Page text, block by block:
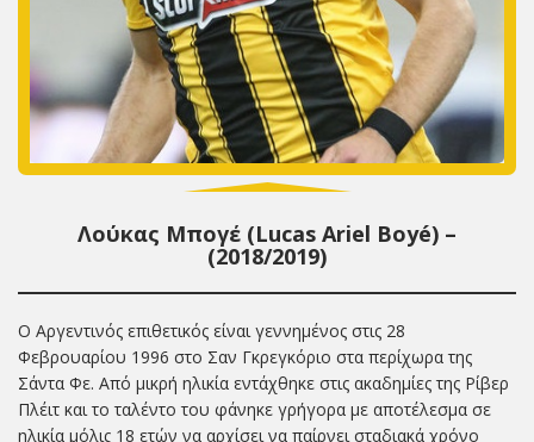
Λούκας Μπογέ (Lucas Ariel Boyé) –
(2018/2019)
Ο Αργεντινός επιθετικός είναι γεννημένος στις 28
Φεβρουαρίου 1996 στο Σαν Γκρεγκόριο στα περίχωρα της
Σάντα Φε. Από μικρή ηλικία εντάχθηκε στις ακαδημίες της Ρίβερ
Πλέιτ και το ταλέντο του φάνηκε γρήγορα με αποτέλεσμα σε
ηλικία μόλις 18 ετών να αρχίσει να παίρνει σταδιακά χρόνο